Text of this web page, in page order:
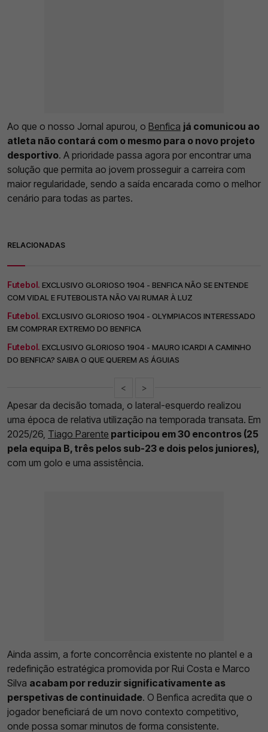
Ao que o nosso Jornal apurou, o Benfica já comunicou ao
atleta não contará com o mesmo para o novo projeto
desportivo. A prioridade passa agora por encontrar uma
solução que permita ao jovem prosseguir a carreira com
maior regularidade, sendo a saída encarada como o melhor
cenário para todas as partes.
RELACIONADAS
Futebol. EXCLUSIVO GLORIOSO 1904 - BENFICA NÃO SE ENTENDE
COM VIDAL E FUTEBOLISTA NÃO VAI RUMAR À LUZ
Futebol. EXCLUSIVO GLORIOSO 1904 - OLYMPIACOS INTERESSADO
EM COMPRAR EXTREMO DO BENFICA
Futebol. EXCLUSIVO GLORIOSO 1904 - MAURO ICARDI A CAMINHO
DO BENFICA? SAIBA O QUE QUEREM AS ÁGUIAS
< >
Apesar da decisão tomada, o lateral-esquerdo realizou
uma época de relativa utilização na temporada transata. Em
2025/26, Tiago Parente participou em 30 encontros (25
pela equipa B, três pelos sub-23 e dois pelos juniores),
com um golo e uma assistência.
Ainda assim, a forte concorrência existente no plantel e a
redefinição estratégica promovida por Rui Costa e Marco
Silva acabam por reduzir significativamente as
perspetivas de continuidade. O Benfica acredita que o
jogador beneficiará de um novo contexto competitivo,
onde possa somar minutos de forma consistente.